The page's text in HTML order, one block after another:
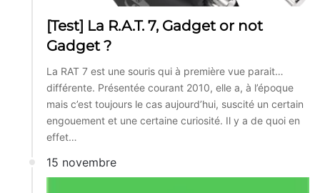
[Test] La R.A.T. 7, Gadget or not
Gadget ?
La RAT 7 est une souris qui à première vue parait…
différente. Présentée courant 2010, elle a, à l’époque
mais c’est toujours le cas aujourd’hui, suscité un certain
engouement et une certaine curiosité. Il y a de quoi en
effet…
15 novembre